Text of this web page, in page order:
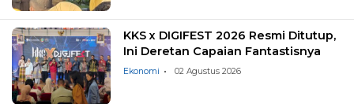
KKS x DIGIFEST 2026 Resmi Ditutup,
Ini Deretan Capaian Fantastisnya
Ekonomi 02 Agustus 2026